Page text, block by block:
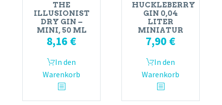
THE
ILLUSIONIST
DRY GIN –
MINI, 50 ML
8,16 €
In den
Warenkorb
HUCKLEBERRY
GIN 0,04
LITER
MINIATUR
7,90 €
In den
Warenkorb